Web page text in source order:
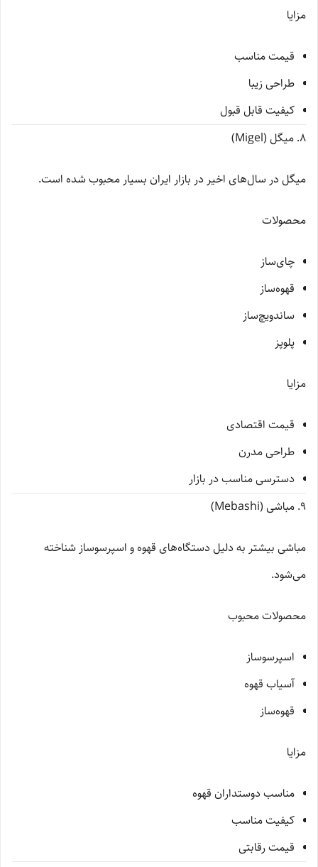
مزایا
قیمت مناسب
طراحی زیبا
کیفیت قابل قبول
8. میگل (Migel)
میگل در سال‌های اخیر در بازار ایران بسیار محبوب شده است.
محصولات
چای‌ساز
قهوه‌ساز
ساندویچ‌ساز
پلوپز
مزایا
قیمت اقتصادی
طراحی مدرن
دسترسی مناسب در بازار
9. مباشی (Mebashi)
مباشی بیشتر به دلیل دستگاه‌های قهوه و اسپرسوساز شناخته
می‌شود.
محصولات محبوب
اسپرسوساز
آسیاب قهوه
قهوه‌ساز
مزایا
مناسب دوستداران قهوه
کیفیت مناسب
قیمت رقابتی